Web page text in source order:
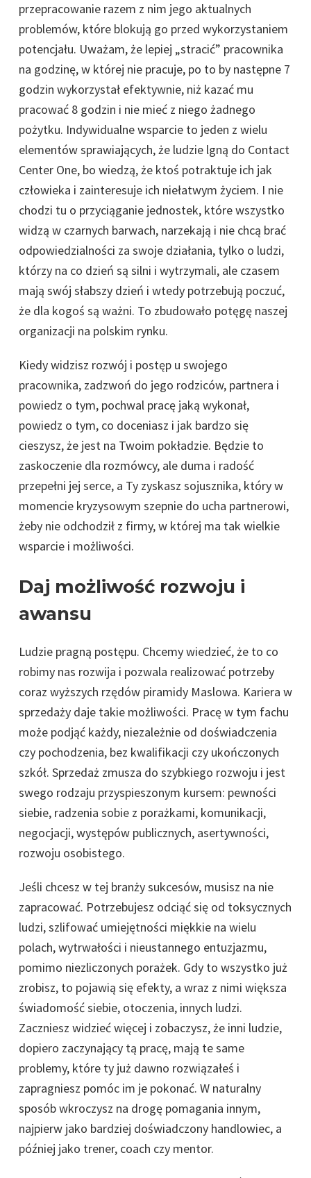
przepracowanie razem z nim jego aktualnych
problemów, które blokują go przed wykorzystaniem
potencjału. Uważam, że lepiej „stracić” pracownika
na godzinę, w której nie pracuje, po to by następne 7
godzin wykorzystał efektywnie, niż kazać mu
pracować 8 godzin i nie mieć z niego żadnego
pożytku. Indywidualne wsparcie to jeden z wielu
elementów sprawiających, że ludzie lgną do Contact
Center One, bo wiedzą, że ktoś potraktuje ich jak
człowieka i zainteresuje ich niełatwym życiem. I nie
chodzi tu o przyciąganie jednostek, które wszystko
widzą w czarnych barwach, narzekają i nie chcą brać
odpowiedzialności za swoje działania, tylko o ludzi,
którzy na co dzień są silni i wytrzymali, ale czasem
mają swój słabszy dzień i wtedy potrzebują poczuć,
że dla kogoś są ważni. To zbudowało potęgę naszej
organizacji na polskim rynku.
Kiedy widzisz rozwój i postęp u swojego
pracownika, zadzwoń do jego rodziców, partnera i
powiedz o tym, pochwal pracę jaką wykonał,
powiedz o tym, co doceniasz i jak bardzo się
cieszysz, że jest na Twoim pokładzie. Będzie to
zaskoczenie dla rozmówcy, ale duma i radość
przepełni jej serce, a Ty zyskasz sojusznika, który w
momencie kryzysowym szepnie do ucha partnerowi,
żeby nie odchodził z firmy, w której ma tak wielkie
wsparcie i możliwości.
Daj możliwość rozwoju i
awansu
Ludzie pragną postępu. Chcemy wiedzieć, że to co
robimy nas rozwija i pozwala realizować potrzeby
coraz wyższych rzędów piramidy Maslowa. Kariera w
sprzedaży daje takie możliwości. Pracę w tym fachu
może podjąć każdy, niezależnie od doświadczenia
czy pochodzenia, bez kwalifikacji czy ukończonych
szkół. Sprzedaż zmusza do szybkiego rozwoju i jest
swego rodzaju przyspieszonym kursem: pewności
siebie, radzenia sobie z porażkami, komunikacji,
negocjacji, występów publicznych, asertywności,
rozwoju osobistego.
Jeśli chcesz w tej branży sukcesów, musisz na nie
zapracować. Potrzebujesz odciąć się od toksycznych
ludzi, szlifować umiejętności miękkie na wielu
polach, wytrwałości i nieustannego entuzjazmu,
pomimo niezliczonych porażek. Gdy to wszystko już
zrobisz, to pojawią się efekty, a wraz z nimi większa
świadomość siebie, otoczenia, innych ludzi.
Zaczniesz widzieć więcej i zobaczysz, że inni ludzie,
dopiero zaczynający tą pracę, mają te same
problemy, które ty już dawno rozwiązałeś i
zapragniesz pomóc im je pokonać. W naturalny
sposób wkroczysz na drogę pomagania innym,
najpierw jako bardziej doświadczony handlowiec, a
później jako trener, coach czy mentor.